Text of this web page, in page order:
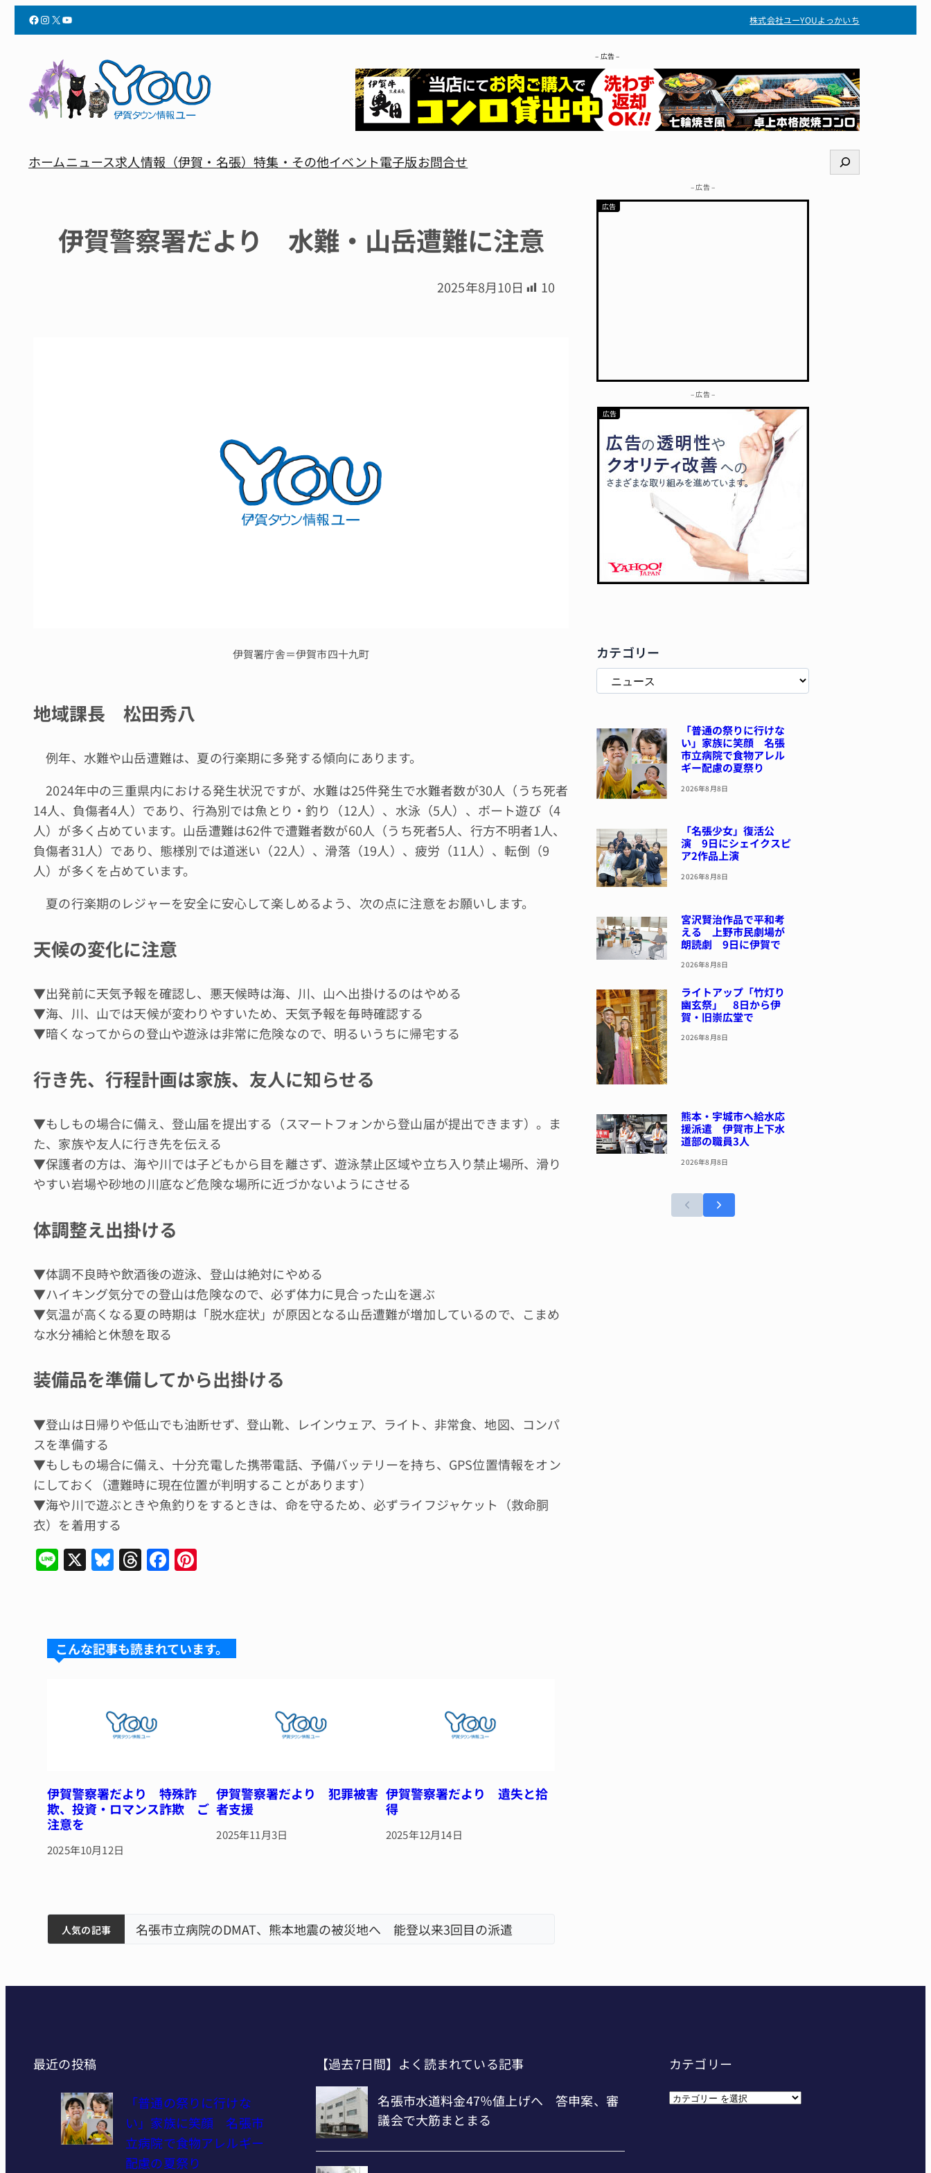
Facebook InstagramX YouTube 株式会社ユーYOUよっかいち
– 広告 –
ホームニュース求人情報（伊賀・名張）特集・その他イベント電子版お問合せ
検
索
伊賀警察署だより 水難・山岳遭難に注意
2025年8月10日 10
伊賀署庁舎＝伊賀市四十九町
地域課長 松田秀八
例年、水難や山岳遭難は、夏の行楽期に多発する傾向にあります。
2024年中の三重県内における発生状況ですが、水難は25件発生で水難者数が30人（うち死者
14人、負傷者4人）であり、行為別では魚とり・釣り（12人）、水泳（5人）、ボート遊び（4
人）が多く占めています。山岳遭難は62件で遭難者数が60人（うち死者5人、行方不明者1人、
負傷者31人）であり、態様別では道迷い（22人）、滑落（19人）、疲労（11人）、転倒（9
人）が多くを占めています。
夏の行楽期のレジャーを安全に安心して楽しめるよう、次の点に注意をお願いします。
天候の変化に注意
▼出発前に天気予報を確認し、悪天候時は海、川、山へ出掛けるのはやめる
▼海、川、山では天候が変わりやすいため、天気予報を毎時確認する
▼暗くなってからの登山や遊泳は非常に危険なので、明るいうちに帰宅する
行き先、行程計画は家族、友人に知らせる
▼もしもの場合に備え、登山届を提出する（スマートフォンから登山届が提出できます）。ま
た、家族や友人に行き先を伝える
▼保護者の方は、海や川では子どもから目を離さず、遊泳禁止区域や立ち入り禁止場所、滑り
やすい岩場や砂地の川底など危険な場所に近づかないようにさせる
体調整え出掛ける
▼体調不良時や飲酒後の遊泳、登山は絶対にやめる
▼ハイキング気分での登山は危険なので、必ず体力に見合った山を選ぶ
▼気温が高くなる夏の時期は「脱水症状」が原因となる山岳遭難が増加しているので、こまめ
な水分補給と休憩を取る
装備品を準備してから出掛ける
▼登山は日帰りや低山でも油断せず、登山靴、レインウェア、ライト、非常食、地図、コンパ
スを準備する
▼もしもの場合に備え、十分充電した携帯電話、予備バッテリーを持ち、GPS位置情報をオン
にしておく（遭難時に現在位置が判明することがあります）
▼海や川で遊ぶときや魚釣りをするときは、命を守るため、必ずライフジャケット（救命胴
衣）を着用する
Li
n
X Bl
u
k
T
hr
d
F
a
b st
こんな記事も読まれています。
伊賀警察署だより 特殊詐
欺、投資・ロマンス詐欺 ご
注意を
2025年10月12日
伊賀警察署だより 犯罪被害
者支援
2025年11月3日
伊賀警察署だより 遺失と拾
得
2025年12月14日
人気の記事
ィアで清掃 伊賀 名張市立病院のDMAT、熊本地震の被災地へ 能登以来3回目の派遣
– 広告 –
– 広告 –
カテゴリー
「普通の祭りに行けな
い」家族に笑顔 名張
市立病院で食物アレル
ギー配慮の夏祭り
2026年8月8日
「名張少女」復活公
演 9日にシェイクスピ
ア2作品上演
2026年8月8日
宮沢賢治作品で平和考
える 上野市民劇場が
朗読劇 9日に伊賀で
2026年8月8日
ライトアップ「竹灯り
幽玄祭」 8日から伊
賀・旧崇広堂で
2026年8月8日
熊本・宇城市へ給水応
援派遣 伊賀市上下水
道部の職員3人
2026年8月8日
最近の投稿
「普通の祭りに行けな
い」家族に笑顔 名張市
立病院で食物アレルギー
配慮の夏祭り
【過去7日間】よく読まれている記事
カテゴリー
カ